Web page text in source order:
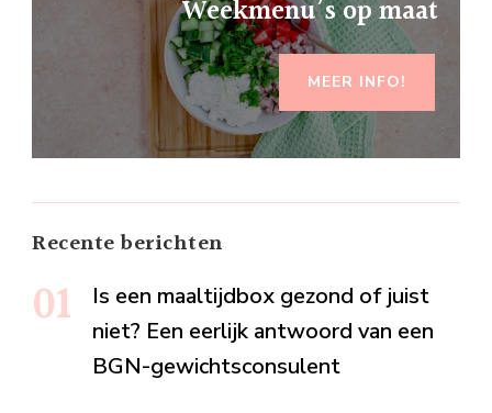
Weekmenu’s op maat
MEER INFO!
Recente berichten
Is een maaltijdbox gezond of juist
niet? Een eerlijk antwoord van een
BGN-gewichtsconsulent